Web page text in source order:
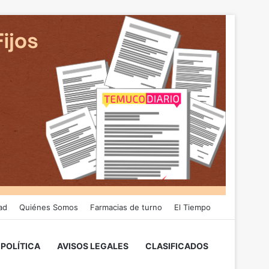
Quiénes Somos Farmacias de turno El Tiempo
POLÍTICA AVISOS LEGALES CLASIFICADOS